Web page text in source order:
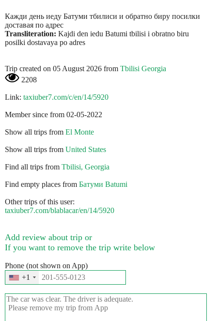
Кажди день иеду Батуми тбилиси и обратно биру посилки
доставая по адрес
Transliteration: Kajdi den iedu Batumi tbilisi i obratno biru
posilki dostavaya po adres
Trip created on 05 August 2026 from Tbilisi Georgia
2208
Link: taxiuber7.com/c/en/14/5920
Member since from 02-05-2022
Show all trips from El Monte
Show all trips from United States
Find all trips from Tbilisi, Georgia
Find empty places from Батуми Batumi
Other trips of this user:
taxiuber7.com/blablacar/en/14/5920
Add review about trip or
If you want to remove the trip write below
Phone (not shown on App)
+1